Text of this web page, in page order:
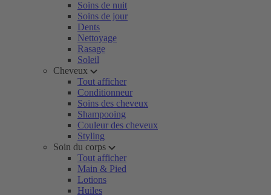
Soins de nuit
Soins de jour
Dents
Nettoyage
Rasage
Soleil
Cheveux
Tout afficher
Conditionneur
Soins des cheveux
Shampooing
Couleur des cheveux
Styling
Soin du corps
Tout afficher
Main & Pied
Lotions
Huiles